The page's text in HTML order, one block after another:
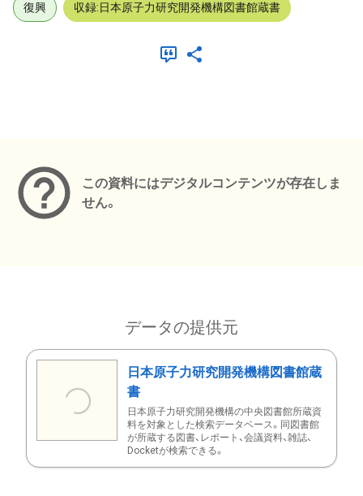
復興 収録:日本原子力研究開発機構図書館蔵書
この資料にはデジタルコンテンツが存在しま
せん。
データの提供元
日本原子力研究開発機構図書館蔵
書
日本原子力研究開発機構の中央図書館所蔵資
料を対象とした検索データベース。同図書館
が所蔵する図書、レポート、会議資料、雑誌、
Docketが検索できる。